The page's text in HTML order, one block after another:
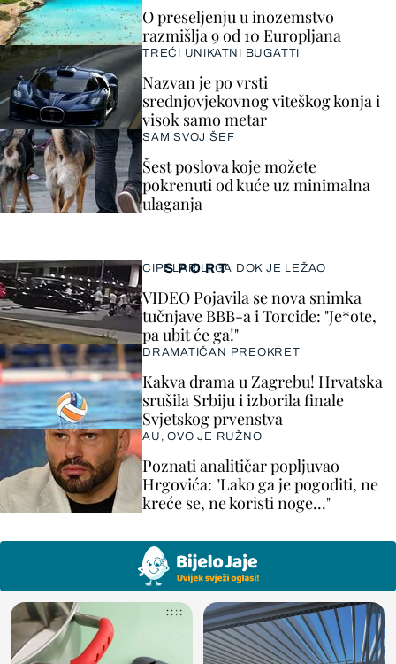
SPORT
CIPELARILI GA DOK JE LEŽAO
VIDEO Pojavila se nova snimka
tučnjave BBB-a i Torcide: "Je*ote,
pa ubit će ga!"
DRAMATIČAN PREOKRET
Kakva drama u Zagrebu! Hrvatska
srušila Srbiju i izborila finale
Svjetskog prvenstva
AU, OVO JE RUŽNO
Poznati analitičar popljuvao
Hrgovića: "Lako ga je pogoditi, ne
kreće se, ne koristi noge..."
O preseljenju u inozemstvo
razmišlja 9 od 10 Europljana
TREĆI UNIKATNI BUGATTI
Nazvan je po vrsti
srednjovjekovnog viteškog konja i
visok samo metar
SAM SVOJ ŠEF
Šest poslova koje možete
pokrenuti od kuće uz minimalna
ulaganja